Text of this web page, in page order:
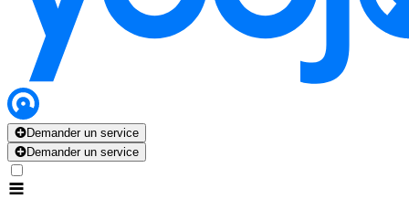
Demander un service
Demander un service